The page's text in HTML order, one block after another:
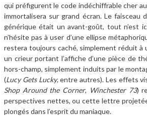
qui préfigurent le code indéchiffrable cher
immortalisera sur grand écran. Le
générique était un avant-goût, tout n’est
n’hésite pasàuser d’une ellipse
restera toujours caché, simplement réduit à
un crieur portant l’affiche d’une pièce de th
hors-champ, simplement induits par le
(Lucy Gets Lucky, entre autres). Les effets
Shop Around the Corner, Winchester 73)
perspectives nettes, ou cette lettre
plongés dans l’esprit du maniaque.